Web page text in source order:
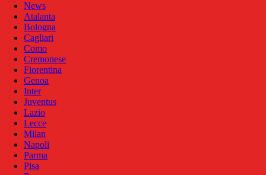
News
Atalanta
Bologna
Cagliari
Como
Cremonese
Fiorentina
Genoa
Inter
Juventus
Lazio
Lecce
Milan
Napoli
Parma
Pisa